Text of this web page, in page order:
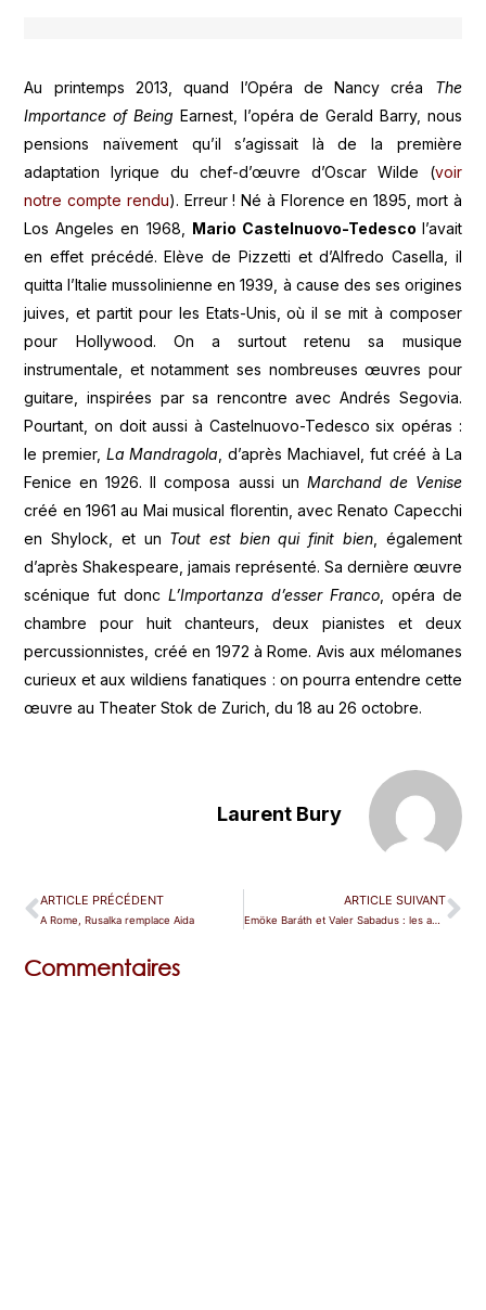
Au printemps 2013, quand l’Opéra de Nancy créa The
Importance of Being Earnest, l’opéra de Gerald Barry, nous
pensions naïvement qu’il s’agissait là de la première
adaptation lyrique du chef-d’œuvre d’Oscar Wilde (voir
notre compte rendu). Erreur ! Né à Florence en 1895, mort à
Los Angeles en 1968, Mario Castelnuovo-Tedesco l’avait
en effet précédé. Elève de Pizzetti et d’Alfredo Casella, il
quitta l’Italie mussolinienne en 1939, à cause des ses origines
juives, et partit pour les Etats-Unis, où il se mit à composer
pour Hollywood. On a surtout retenu sa musique
instrumentale, et notamment ses nombreuses œuvres pour
guitare, inspirées par sa rencontre avec Andrés Segovia.
Pourtant, on doit aussi à Castelnuovo-Tedesco six opéras :
le premier, La Mandragola , d’après Machiavel, fut créé à La
Fenice en 1926. Il composa aussi un Marchand de Venise
créé en 1961 au Mai musical florentin, avec Renato Capecchi
en Shylock, et un Tout est bien qui finit bien, également
d’après Shakespeare, jamais représenté. Sa dernière œuvre
scénique fut doncL’Importanza d’esser Franco, opéra de
chambre pour huit chanteurs, deux pianistes et deux
percussionnistes, créé en 1972 à Rome. Avis aux mélomanes
curieux et aux wildiens fanatiques : on pourra entendre cette
œuvre au Theater Stok de Zurich, du 18 au 26 octobre.
Laurent Bury
ARTICLE PRÉCÉDENT
A Rome, Rusalka remplace Aida
ARTICLE SUIVANT
Emöke Baráth et Valer Sabadus : les amants magnifiques de Cavalli
Commentaires